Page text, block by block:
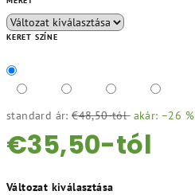
KERET SZÍNE
standard ár: €48,50-tól akár: –26 %
€35,50-tól
Változat kiválasztása